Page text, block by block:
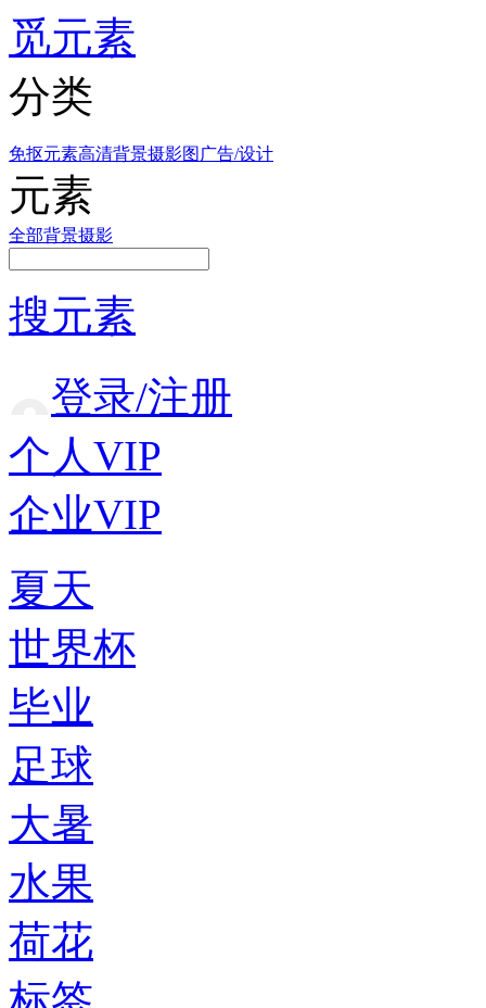
觅元素
分类
免抠元素高清背景摄影图 广告/设计
元素
全部背景摄影
搜元素
登录/注册
个人VIP
企业VIP
夏天
世界杯
毕业
足球
大暑
水果
荷花